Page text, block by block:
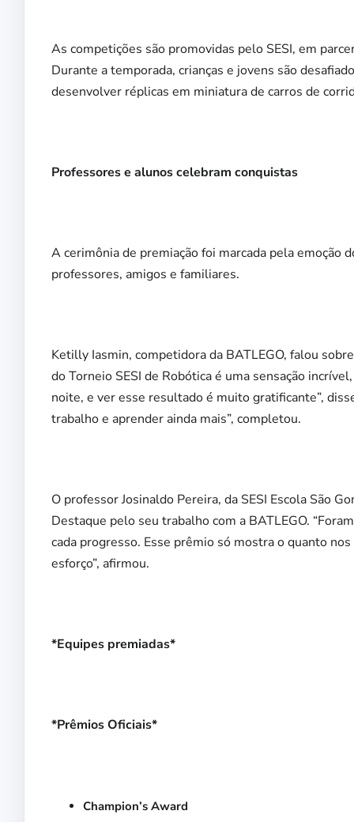
As competições são promovidas pelo SESI, em
Durante a temporada, crianças e jovens são
desenvolver réplicas em miniatura de carros de
Professores e alunos celebram conquistas
A cerimônia de premiação foi marcada pela emoção
professores, amigos e familiares.
Ketilly Iasmin, competidora da BATLEGO, falou
do Torneio SESI de Robótica é uma sensação
noite, e ver esse resultado é muito gratificante”,
trabalho e aprender ainda mais”, completou.
O professor Josinaldo Pereira, da SESI Escola São
Destaque pelo seu trabalho com a BATLEGO.
cada progresso. Esse prêmio só mostra o quanto
esforço”, afirmou.
*Equipes premiadas*
*Prêmios Oficiais*
Champion’s Award